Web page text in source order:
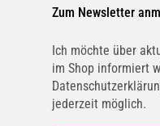
Zum Newsletter
Ich möchte über
im Shop informiert
jederzeit möglich.